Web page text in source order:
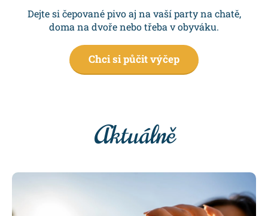
Dejte si čepované pivo aj na vaší party na chatě,
doma na dvoře nebo třeba v obyváku.
Chci si půčit výčep